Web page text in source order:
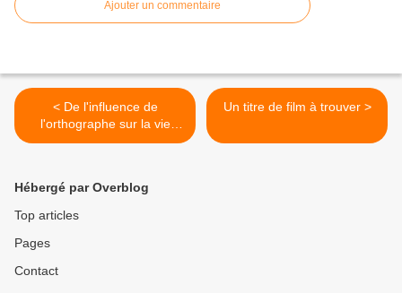
Ajouter un commentaire
< De l'influence de
l'orthographe sur la vie
sexuelle des ministres
Un titre de film à trouver >
Hébergé par Overblog
Top articles
Pages
Contact